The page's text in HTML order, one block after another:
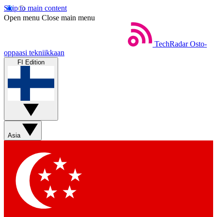
Skip to main content
Open menu Close main menu
TechRadar Osto-
oppaasi tekniikkaan
FI Edition
Asia